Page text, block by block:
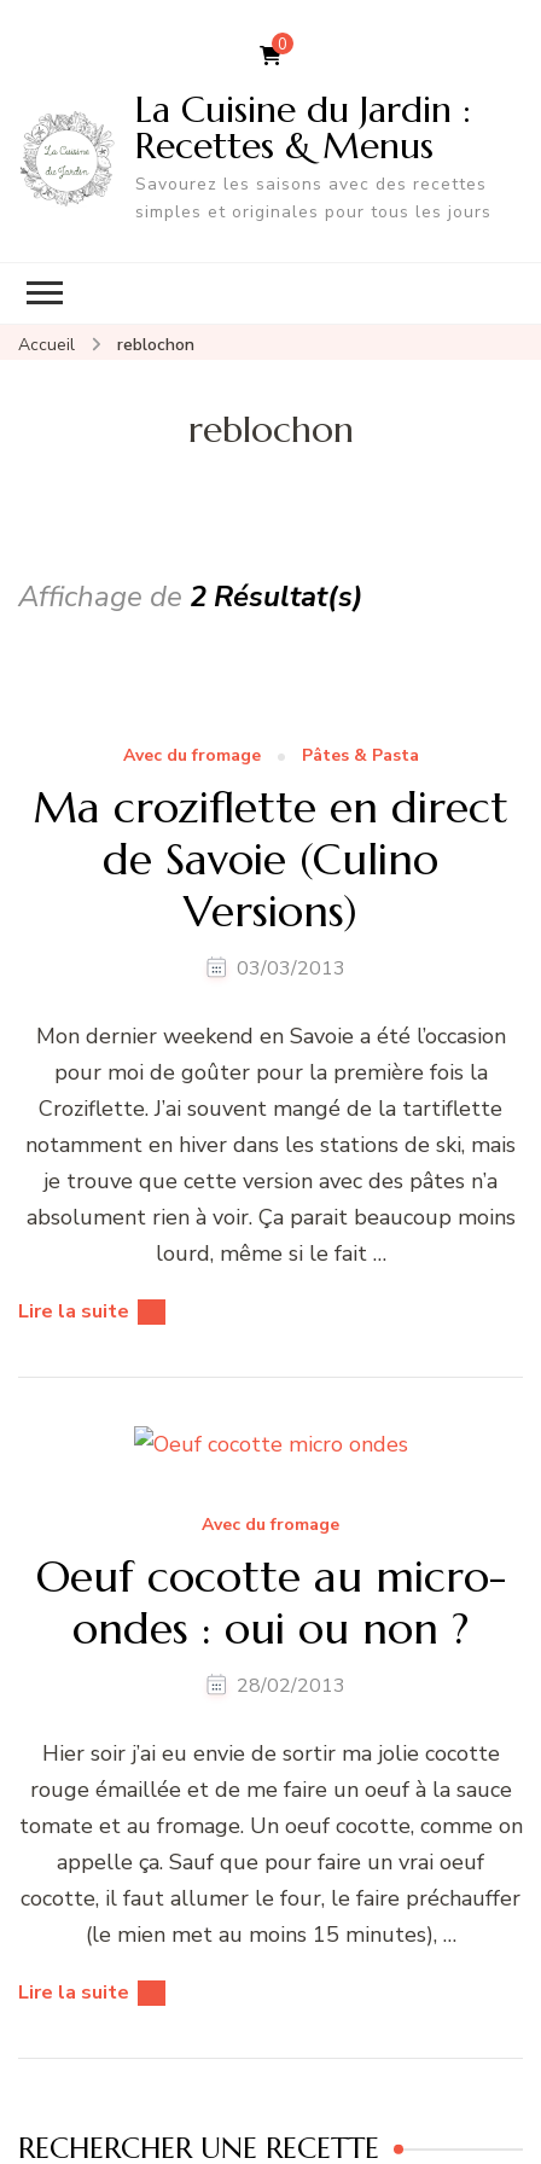
0
La Cuisine du Jardin :
Recettes & Menus
Savourez les saisons avec des recettes
simples et originales pour tous les jours
Accueil reblochon
reblochon
Affichage de 2 Résultat(s)
Avec du fromage Pâtes & Pasta
Ma croziflette en direct
de Savoie (Culino
Versions)
03/03/2013
Mon dernier weekend en Savoie a été l’occasion
pour moi de goûter pour la première fois la
Croziflette. J’ai souvent mangé de la tartiflette
notamment en hiver dans les stations de ski, mais
je trouve que cette version avec des pâtes n’a
absolument rien à voir. Ça parait beaucoup moins
lourd, même si le fait …
Lire la suite
Avec du fromage
Oeuf cocotte au micro-
ondes : oui ou non ?
28/02/2013
Hier soir j’ai eu envie de sortir ma jolie cocotte
rouge émaillée et de me faire un oeuf à la sauce
tomate et au fromage. Un oeuf cocotte, comme on
appelle ça. Sauf que pour faire un vrai oeuf
cocotte, il faut allumer le four, le faire préchauffer
(le mien met au moins 15 minutes), …
Lire la suite
RECHERCHER UNE RECETTE